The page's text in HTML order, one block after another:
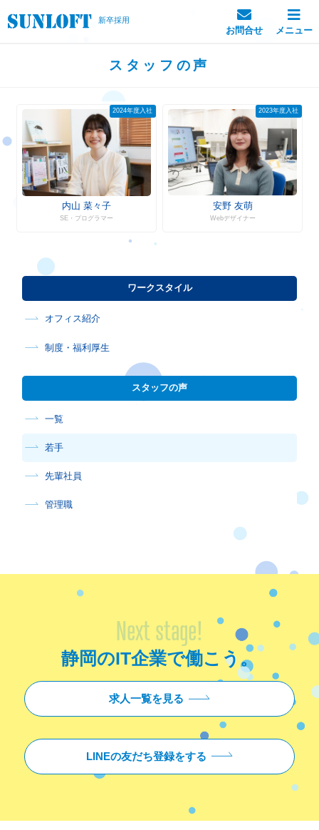
新卒採用
メニュー
お問合せ
スタッフの声
2024年度入社
内山 菜々子
SE・プログラマー
2023年度入社
安野 友萌
Webデザイナー
ワークスタイル
オフィス紹介
制度・福利厚生
スタッフの声
一覧
若手
先輩社員
管理職
Next stage!
静岡のIT企業で働こう。
求人一覧を見る
LINEの友だち登録をする